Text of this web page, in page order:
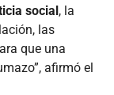
social, la
las
que una
afirmó el